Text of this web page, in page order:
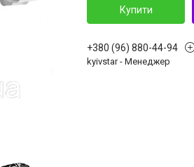
Купити
+380 (96) 880-44-94
kyivstar - Менеджер